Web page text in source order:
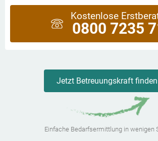
Kostenlose
0800 7235
Jetzt Betreuungskraft finden
Einfache Bedarfsermittlung in wenigen